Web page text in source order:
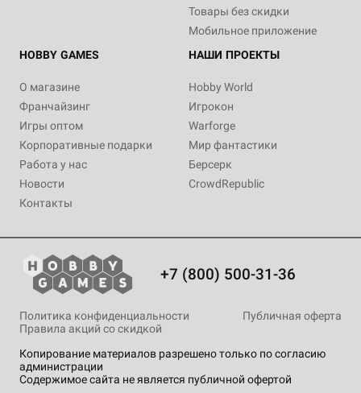
Товары без скидки
Мобильное приложение
HOBBY GAMES
О магазине
Франчайзинг
Игры оптом
Корпоративные подарки
Работа у нас
Новости
Контакты
НАШИ ПРОЕКТЫ
Hobby World
Игрокон
Warforge
Мир фантастики
Берсерк
CrowdRepublic
+7 (800) 500-31-36
Копирование материалов разрешено только по согласию
администрации
Содержимое сайта не является публичной офертой
Политика конфиденциальности
Публичная оферта
Правила акций со скидкой